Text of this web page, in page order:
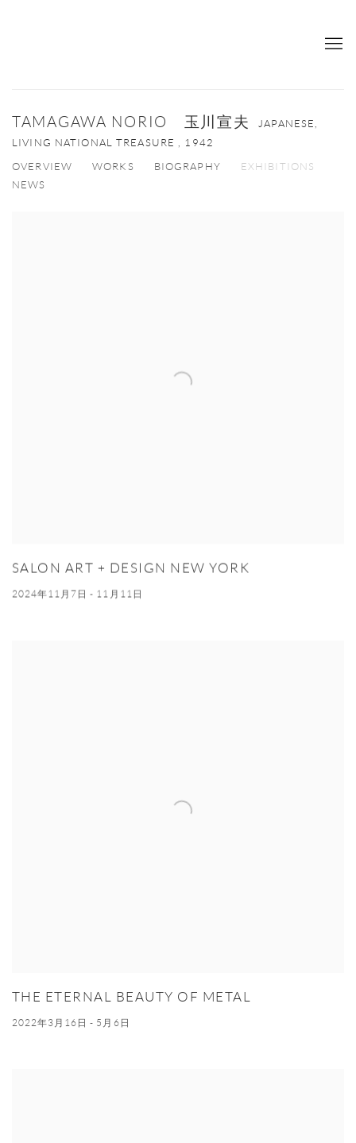
TAMAGAWA NORIO 玉川宣夫
JAPANESE,
LIVING NATIONAL TREASURE , 1942
OVERVIEW WORKS BIOGRAPHY
EXHIBITIONS
NEWS
SALON ART + DESIGN NEW YORK
2024年11月7日 - 11月11日
THE ETERNAL BEAUTY OF METAL
2022年3月16日 - 5月6日